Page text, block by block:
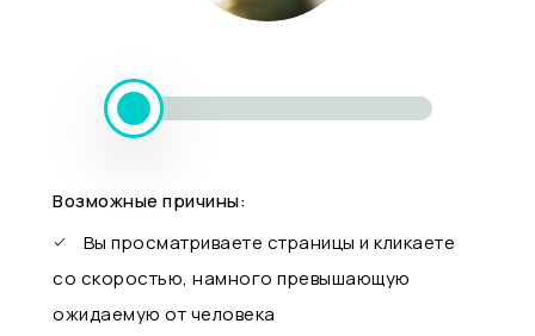
Возможные причины:
Вы просматриваете страницы и кликаете
со скоростью, намного превышающую
ожидаемую от человека